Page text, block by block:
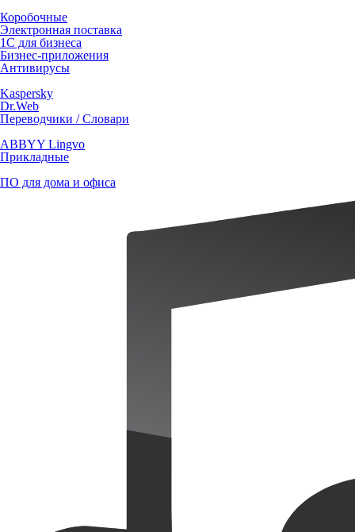
Коробочные
Электронная поставка
1С для бизнеса
Бизнес-приложения
Антивирусы
Kaspersky
Dr.Web
Переводчики / Словари
ABBYY Lingvo
Прикладные
ПО для дома и офиса